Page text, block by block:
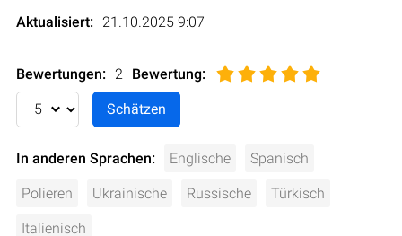
Aktualisiert: 21.10.2025 9:07
Bewertungen: 2 Bewertung:
In anderen Sprachen: Englische Spanisch
Polieren Ukrainische Russische Türkisch
Italienisch